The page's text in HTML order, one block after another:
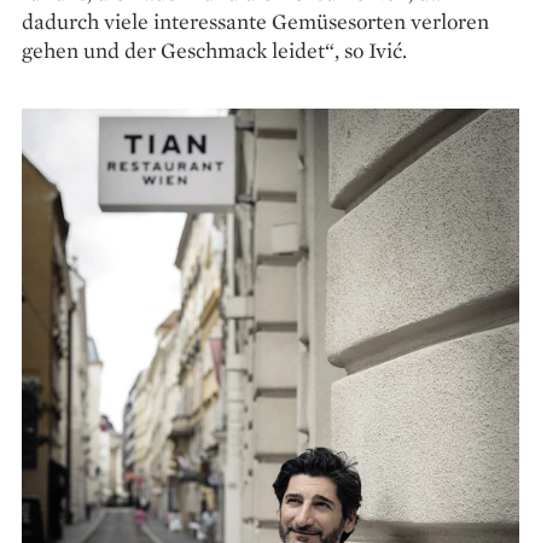
dadurch viele interessante Gemüsesorten verloren
gehen und der Geschmack leidet“, so Ivić.